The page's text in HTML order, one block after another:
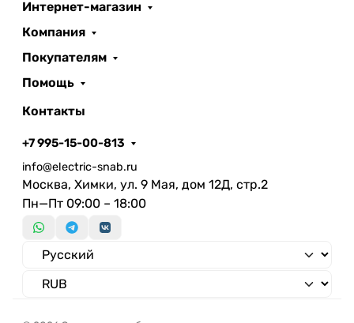
Тип потолка
Класс пожароопасности
Вид/ марка материала
рассеивателя
Интернет-магазин
Компания
Покупателям
Помощь
Контакты
+7 995-15-00-813
info@electric-snab.ru
Москва, Химки, ул. 9 Мая, дом 12Д, стр.2
Пн—Пт 09:00 – 18:00